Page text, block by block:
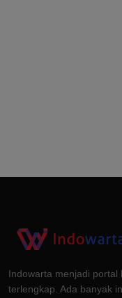
Indowarta menjadi
terlengkap. Ada banyak